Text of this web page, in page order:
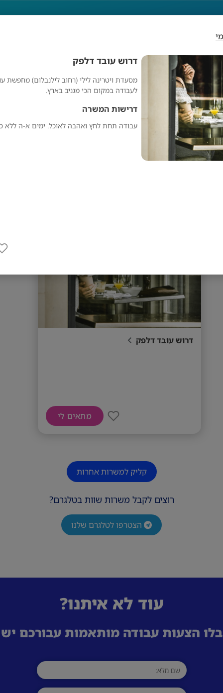
דרוש עובד דלפק
מסעדת ויטרינה לילי (רחוב לילנבלום) מחפשת
לעבודה במקום הכי מגניב בארץ.
דרישות המשרה
עבודה תחת לחץ ואהבה לאוכל. ימים א-ה ללא
דרוש עובד דלפק
דרוש עובד דלפק
מתאים לי
קליק למשרות אחרות
רוצים לקבל משרות שוות בטלגרם?
הצטרפו לטלגרם שלנו
עוד לא איתנו?
הצעות עבודה מותאמות עבורכם